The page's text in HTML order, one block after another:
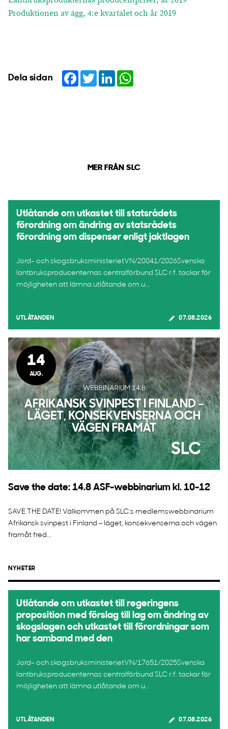
Produktionen av ägg, 4:e kvartalet och år 2019
Dela sidan Facebook
TwitterLinkedIn
MER FRÅN SLC
Utlåtande om utkastet till statsrådets
förordning om ändring av statsrådets
förordning om dispenser enligt jaktlagen
Jord- och skogsbruksministerietVN/20041/2026Svenska
lantbruksproducenternas centralförbund SLC r.f. tackar för
möjligheten att lämna utlåtande om u...
UTLÅTANDEN 07.08.2026
14
AUG.
Save the date: 14.8 ASF-webbinarium kl. 10-12
SAVE THE DATE! Välkommen på SLC:s medlemswebbinarium
Afrikansk svinpest i Finland – läget, konsekvenserna och vägen
framåt fred...
NYHETER
Utlåtande om utkastet till regeringens
proposition med förslag till lag om ändring av
skogslagen och utkastet till förordningar som
har samband med den
Jord- och skogsbruksministerietVN/17651/2025Svenska
lantbruksproducenternas centralförbund SLC r.f. tackar för
möjligheten att lämna utlåtande om u...
UTLÅTANDEN 07.08.2026